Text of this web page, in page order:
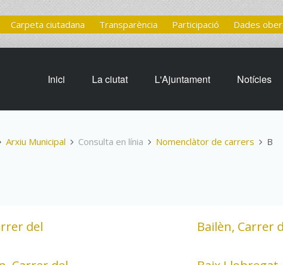
Carpeta ciutadana Transparència Participació Dades
Inici La ciutat L'Ajuntament Notícies
Arxiu Municipal Consulta en línia Nomenclàtor de carrers B
del Bailèn, Carrer